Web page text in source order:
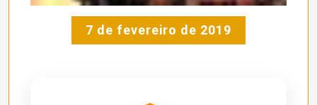
7 de fevereiro de 2019